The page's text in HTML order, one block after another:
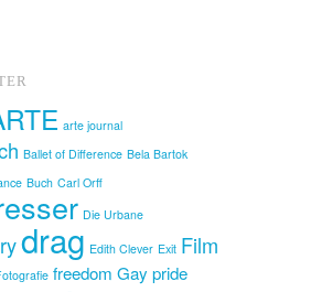
arte journal
Ballet of Difference Bela Bartok
Buch Carl Orff
Die Urbane
drag Edith Clever Exit Film
freedom Gay pride